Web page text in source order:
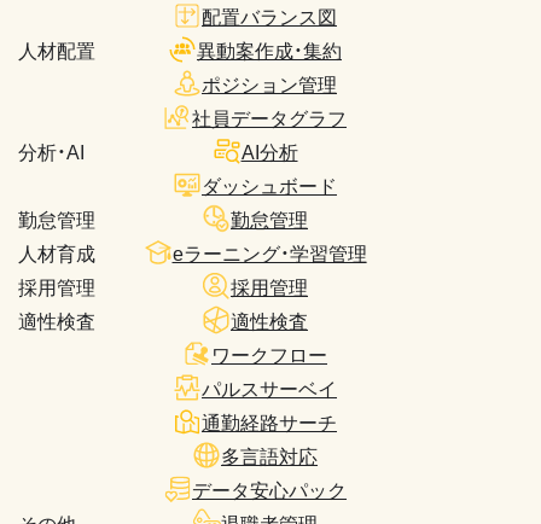
人材配置
配置バランス図
異動案作成・集約
ポジション管理
分析・AI
社員データグラフ
AI分析
ダッシュボード
勤怠管理
勤怠管理
人材育成
eラーニング・学習管理
採用管理
採用管理
適性検査
適性検査
ワークフロー
パルスサーベイ
通勤経路サーチ
多言語対応
データ安心パック